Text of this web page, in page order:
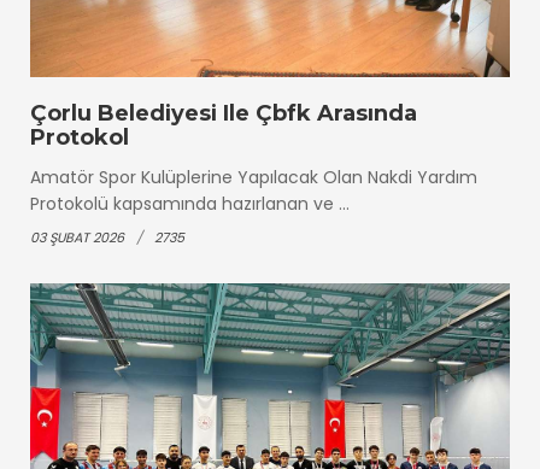
Çorlu Belediyesi Ile Çbfk Arasında
Protokol
Amatör Spor Kulüplerine Yapılacak Olan Nakdi Yardım
Protokolü kapsamında hazırlanan ve ...
03 ŞUBAT 2026 2735